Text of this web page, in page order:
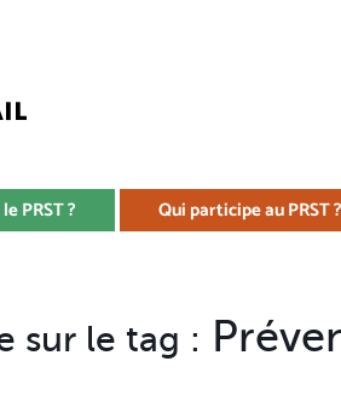
PRST ? Qui participe au PRST ?
sur le tag :